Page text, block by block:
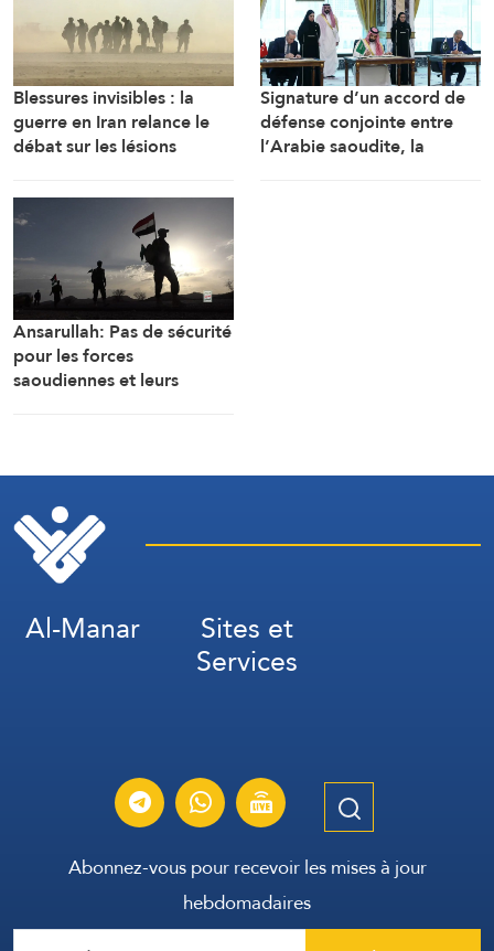
Blessures invisibles : la
guerre en Iran relance le
débat sur les lésions
américains
Signature d’un accord de
défense conjointe entre
l’Arabie saoudite, la
Ansarullah: Pas de sécurité
pour les forces
saoudiennes et leurs
Al-Manar Sites et
Services
Abonnez-vous pour recevoir les mises à jour
hebdomadaires